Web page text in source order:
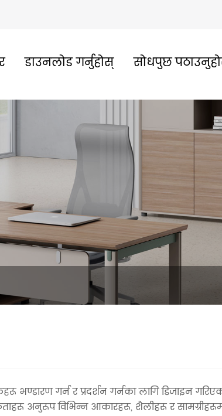
डाउनलोड गर्नुहोस् सोधपुछ
गर्न र प्रदर्शन गर्नका लागि डिजाइन
अनुरूप विभिन्न आकारहरू, शैलीहरू र